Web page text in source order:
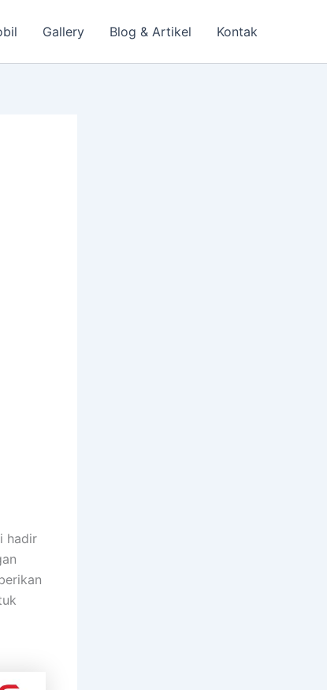
Gallery Blog & Artikel Kontak
hadir